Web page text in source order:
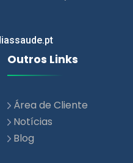
Outros Links
Área de Cliente
Notícias
Blog